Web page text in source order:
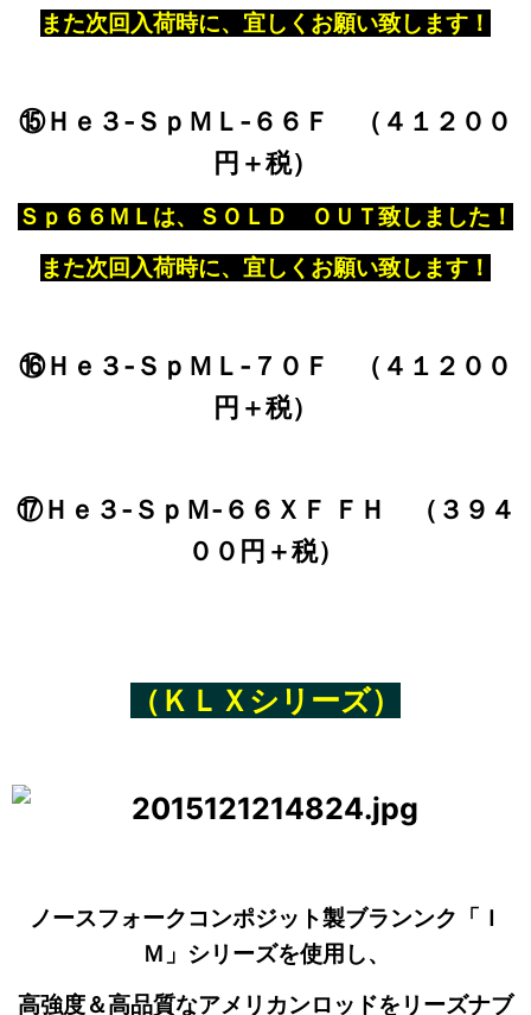
また次回入荷時に、宜しくお願い致します！
⑮Ｈｅ３‐ＳｐＭＬ‐６６Ｆ （４１２００
円＋税）
Ｓｐ６６ＭＬは、ＳＯＬＤ ＯＵＴ致しました！
また次回入荷時に、宜しくお願い致します！
⑯Ｈｅ３‐ＳｐＭＬ‐７０Ｆ （４１２００
円＋税）
⑰Ｈｅ３‐ＳｐＭ‐６６ＸＦ ＦＨ （３９４
００円＋税）
（ＫＬＸシリーズ）
ノースフォークコンポジット製ブランンク「Ｉ
Ｍ」シリーズを使用し、
高強度＆高品質なアメリカンロッドをリーズナブ